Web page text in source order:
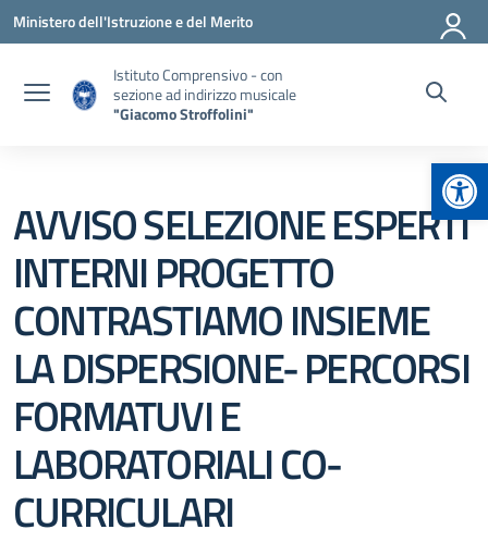
Vai ai contenuti
Vai al menu di navigazione
Vai al footer
Ministero dell'Istruzione e del Merito
Istituto Comprensivo - con
sezione ad indirizzo musicale
"Giacomo Stroffolini"
AVVISO SELEZIONE ESPERTI
INTERNI PROGETTO
CONTRASTIAMO INSIEME
LA DISPERSIONE- PERCORSI
FORMATUVI E
LABORATORIALI CO-
CURRICULARI